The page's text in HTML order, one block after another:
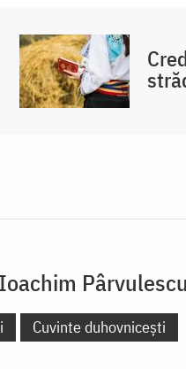
Pârvulescu
Cuvinte duhovnicești